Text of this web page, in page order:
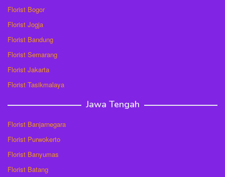
Florist Bogor
Florist Jogja
Florist Bandung
Florist Semarang
Florist Jakarta
Florist Tasikmalaya
Jawa Tengah
Florist Banjarnegara
Florist Purwokerto
Florist Banyumas
Florist Batang